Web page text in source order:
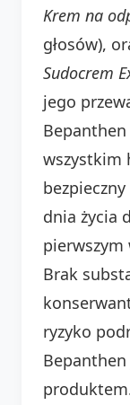
Krem na
głosów),
Sudocrem
jego
wszystkim
dnia życia
pierwszym
Brak
ryzyko